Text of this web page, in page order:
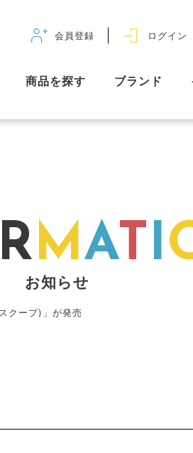
商品を探す ブランド
会員登録 ログイン
RMAT I
お知らせ
クープ)」が発売